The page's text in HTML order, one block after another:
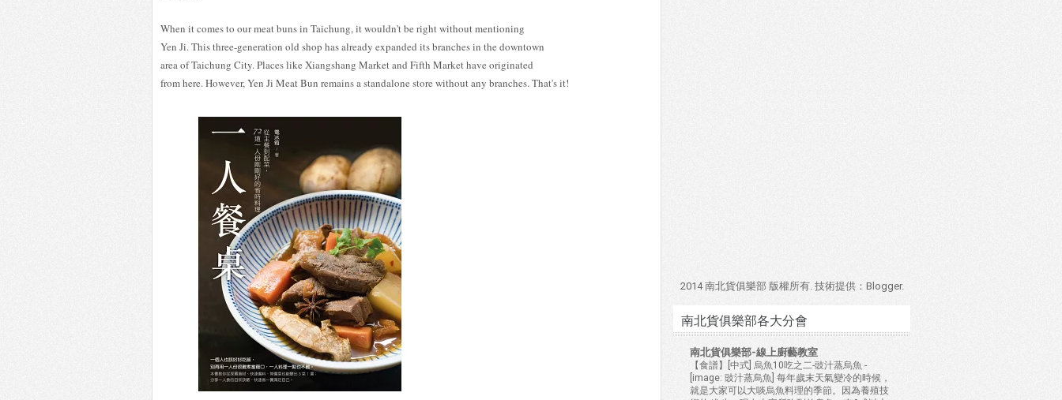
When it comes to our meat buns in Taichung, it wouldn't be right without mentioning
Yen Ji. This three-generation old shop has already expanded its branches in the downtown
area of Taichung City. Places like Xiangshang Market and Fifth Market have originated
from here. However, Yen Ji Meat Bun remains a standalone store without any branches. That's it!
2014 南北貨俱樂部 版權所有. 技術提供： Blogger.
南北貨俱樂部各大分會
南北貨俱樂部-線上廚藝教室
【食譜】[中式] 烏魚10吃之二-豉汁蒸烏魚 -
[image: 豉汁蒸烏魚] 每年歲末天氣變冷的時候，
就是大家可以大啖烏魚料理的季節。因為養殖技